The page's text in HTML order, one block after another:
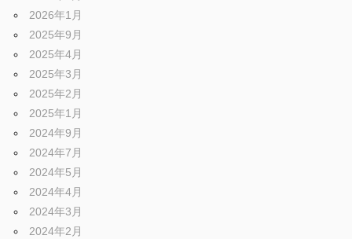
2026年1月
2025年9月
2025年4月
2025年3月
2025年2月
2025年1月
2024年9月
2024年7月
2024年5月
2024年4月
2024年3月
2024年2月